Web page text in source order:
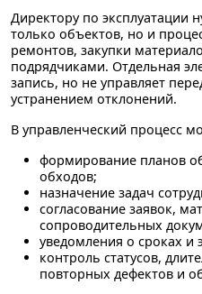
Директору по эксплуатации
только объектов, но и
ремонтов, закупки
подрядчиками. Отдельная
запись, но не управляет
устранением отклонений.
В управленческий процесс
формирование планов
обходов;
назначение задач
согласование заявок,
сопроводительных
уведомления о сроках и
контроль статусов,
повторных дефектов и